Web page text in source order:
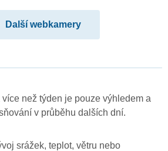
Další webkamery
než týden je pouze výhledem a
v průběhu dalších dní.
srážek, teplot, větru nebo